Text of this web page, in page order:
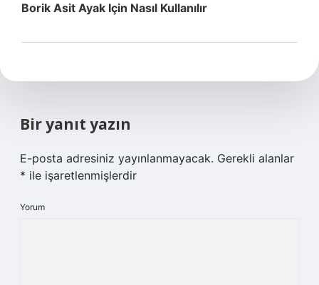
Borik Asit Ayak Için Nasıl Kullanılır
Bir yanıt yazın
E-posta adresiniz yayınlanmayacak. Gerekli alanlar
* ile işaretlenmişlerdir
Yorum